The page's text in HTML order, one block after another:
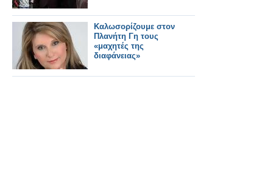
Καλωσορίζουμε στον
Πλανήτη Γη τους
«μαχητές της
διαφάνειας»